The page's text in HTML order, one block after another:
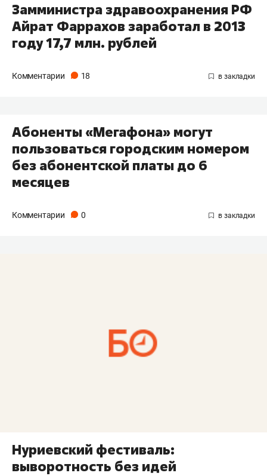
Замминистра здравоохранения РФ
Айрат Фаррахов заработал в 2013
году 17,7 млн. рублей
Комментарии 18
Абоненты «Мегафона» могут
пользоваться городским номером
без абонентской платы до 6
месяцев
Комментарии 0
Нуриевский фестиваль:
выворотность без идей